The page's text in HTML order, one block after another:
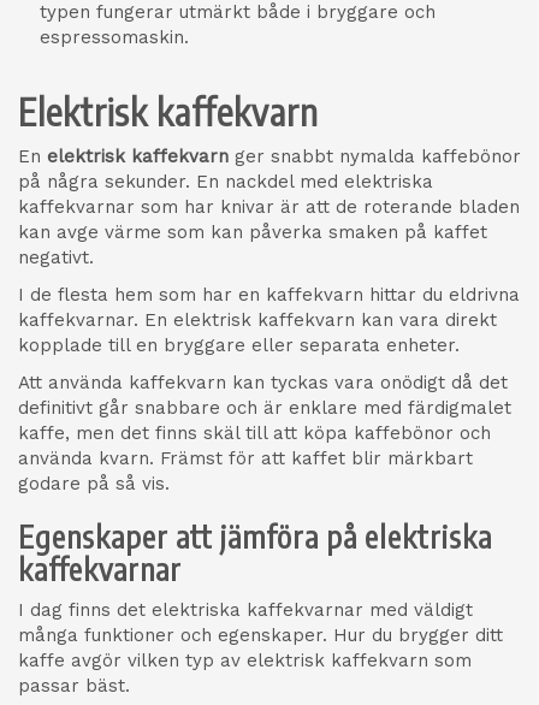
typen fungerar utmärkt både i bryggare och
espressomaskin.
Elektrisk kaffekvarn
En elektrisk kaffekvarn ger snabbt nymalda kaffebönor
på några sekunder. En nackdel med elektriska
kaffekvarnar som har knivar är att de roterande bladen
kan avge värme som kan påverka smaken på kaffet
negativt.
I de flesta hem som har en kaffekvarn hittar du eldrivna
kaffekvarnar. En elektrisk kaffekvarn kan vara direkt
kopplade till en bryggare eller separata enheter.
Att använda kaffekvarn kan tyckas vara onödigt då det
definitivt går snabbare och är enklare med färdigmalet
kaffe, men det finns skäl till att köpa kaffebönor och
använda kvarn. Främst för att kaffet blir märkbart
godare på så vis.
Egenskaper att jämföra på elektriska
kaffekvarnar
I dag finns det elektriska kaffekvarnar med väldigt
många funktioner och egenskaper. Hur du brygger ditt
kaffe avgör vilken typ av elektrisk kaffekvarn som
passar bäst.